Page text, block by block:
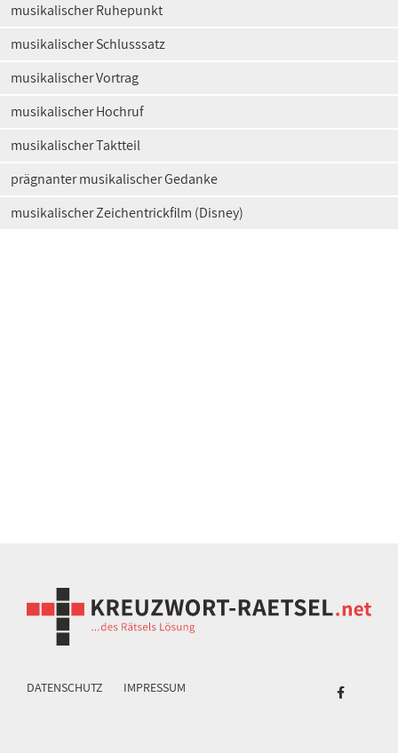
musikalischer Ruhepunkt
musikalischer Schlusssatz
musikalischer Vortrag
musikalischer Hochruf
musikalischer Taktteil
prägnanter musikalischer Gedanke
musikalischer Zeichentrickfilm (Disney)
DATENSCHUTZ IMPRESSUM